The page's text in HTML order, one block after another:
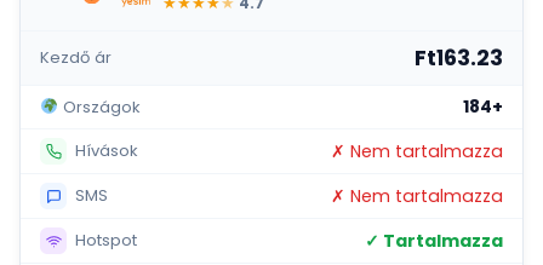
Kezdő ár Ft163.23
Országok 184+
Hívások ✗ Nem tartalmazza
SMS ✗ Nem tartalmazza
Hotspot ✓ Tartalmazza